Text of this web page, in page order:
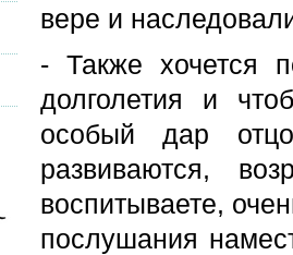
вере и
- Также хочется
долголетия и
особый дар
развиваются,
воспитываете,
послушания